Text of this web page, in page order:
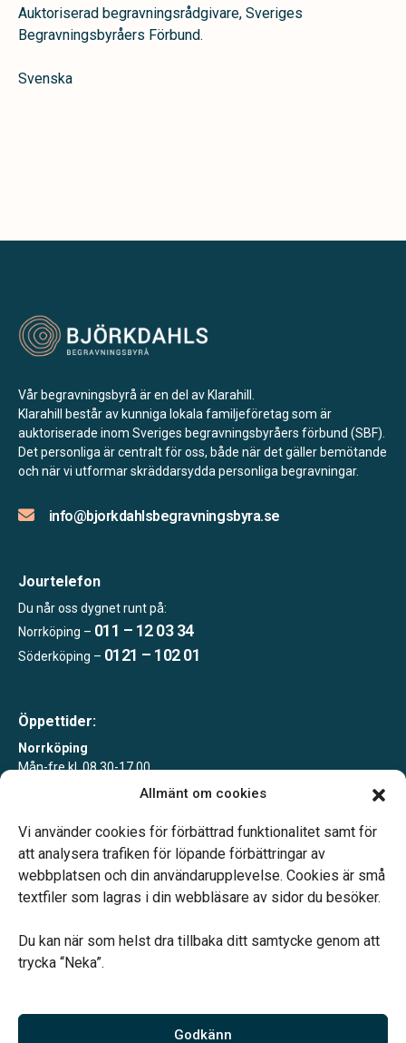
Allmänt om cookies
Vi använder cookies för förbättrad funktionalitet samt för
att analysera trafiken för löpande förbättringar av
webbplatsen och din användarupplevelse. Cookies är små
textfiler som lagras i din webbläsare av sidor du besöker.
Du kan när som helst dra tillbaka ditt samtycke genom att
trycka “Neka”.
Godkänn
Auktoriserad begravningsrådgivare, Sveriges
Begravningsbyråers Förbund.
Svenska
Vår begravningsbyrå är en del av Klarahill.
Klarahill består av kunniga lokala familjeföretag som är
auktoriserade inom Sveriges begravningsbyråers förbund (SBF).
Det personliga är centralt för oss, både när det gäller bemötande
och när vi utformar skräddarsydda personliga begravningar.
info@bjorkdahlsbegravningsbyra.se
Jourtelefon
Du når oss dygnet runt på:
Norrköping – 011 – 12 03 34
Söderköping – 0121 – 102 01
Öppettider:
Norrköping
Mån-fre kl. 08.30-17.00
Tisdagar 10-15 eller enligt överenskommelse
Vårt systerbolag Verahill hjälper dig med familjejuridiken –